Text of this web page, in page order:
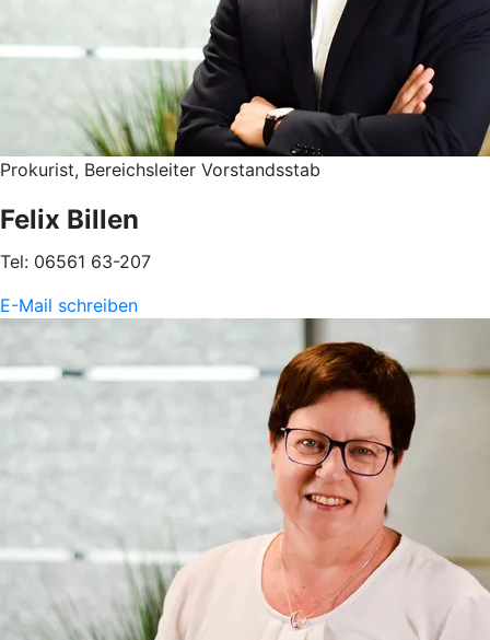
Prokurist, Bereichsleiter Vorstandsstab
Felix Billen
Tel: 06561 63-207
E-Mail schreiben